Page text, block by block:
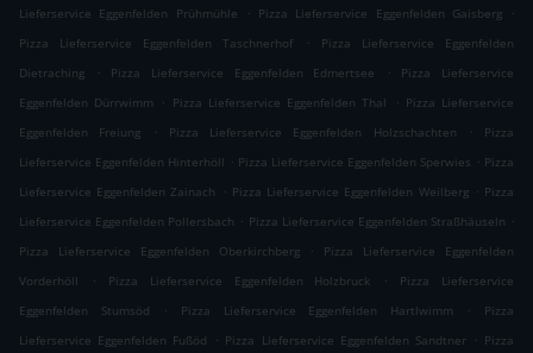
Lieferservice Eggenfelden Prühmühle
. Pizza Lieferservice Eggenfelden Gaisberg
.
Pizza Lieferservice Eggenfelden Taschnerhof
.
Pizza Lieferservice Eggenfelden
Dietraching
. Pizza Lieferservice Eggenfelden Edmertsee .
Pizza Lieferservice
Eggenfelden Dürrwimm
. Pizza Lieferservice Eggenfelden Thal . Pizza Lieferservice
Eggenfelden Freiung
. Pizza Lieferservice Eggenfelden Holzschachten .
Pizza
Lieferservice Eggenfelden Hinterhöll . Pizza Lieferservice Eggenfelden Sperwies . Pizza
Lieferservice Eggenfelden Zainach
. Pizza Lieferservice Eggenfelden Weilberg . Pizza
Lieferservice Eggenfelden Pollersbach . Pizza Lieferservice Eggenfelden Straßhäuseln .
Pizza Lieferservice Eggenfelden Oberkirchberg
.
Pizza Lieferservice Eggenfelden
Vorderhöll
. Pizza Lieferservice Eggenfelden Holzbruck .
Pizza Lieferservice
Eggenfelden Stumsöd
. Pizza Lieferservice Eggenfelden Hartlwimm .
Pizza
Lieferservice Eggenfelden Fußöd
. Pizza Lieferservice Eggenfelden Sandtner . Pizza